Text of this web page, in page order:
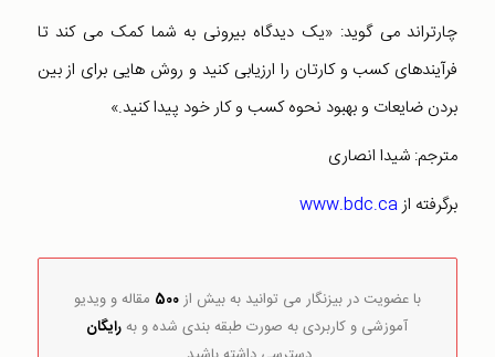
چارتراند می گوید: «یک دیدگاه بیرونی به شما کمک می کند تا
فرآیندهای کسب و کارتان را ارزیابی کنید و روش هایی برای از بین
بردن ضایعات و بهبود نحوه کسب و کار خود پیدا کنید.»
مترجم: شیدا انصاری
برگرفته ازwww.bdc.ca
با عضویت در بیزنگار می توانید به بیش از500 مقاله و ویدیو
آموزشی و کاربردی به صورت طبقه بندی شده و بهرایگان